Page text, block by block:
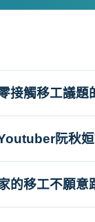
接觸移工議題
阮秋
的移工不願意